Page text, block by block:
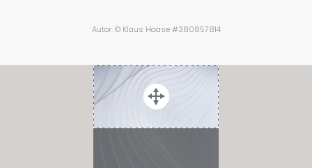
Autor: © Klaus Haase #380857814